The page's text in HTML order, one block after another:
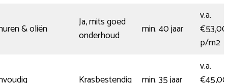
& oliën
Ja, mits goed
onderhoud
min. 40 jaar
v.a.
€53,00
p/m2
Krasbestendig min. 35 jaar
v.a.
€45,00